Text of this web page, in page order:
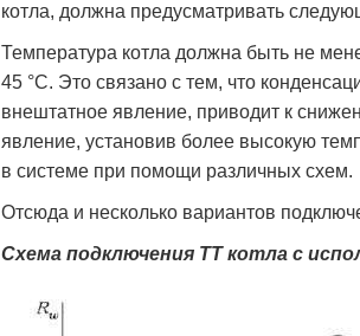
котла, должна предусматривать
Температура котла должна быть не
45 °C. Это связано с тем, что
внештатное явление, приводит к
явление, установив более высокую
в системе при помощи различных схем.
Отсюда и несколько вариантов
Схема подключения ТТ котла с